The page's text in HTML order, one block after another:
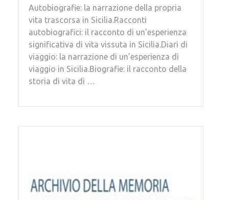
Autobiografie: la narrazione della propria
vita trascorsa in Sicilia.Racconti
autobiografici: il racconto di un’esperienza
significativa di vita vissuta in Sicilia.Diari di
viaggio: la narrazione di un’esperienza di
viaggio in Sicilia.Biografie: il racconto della
storia di vita di …